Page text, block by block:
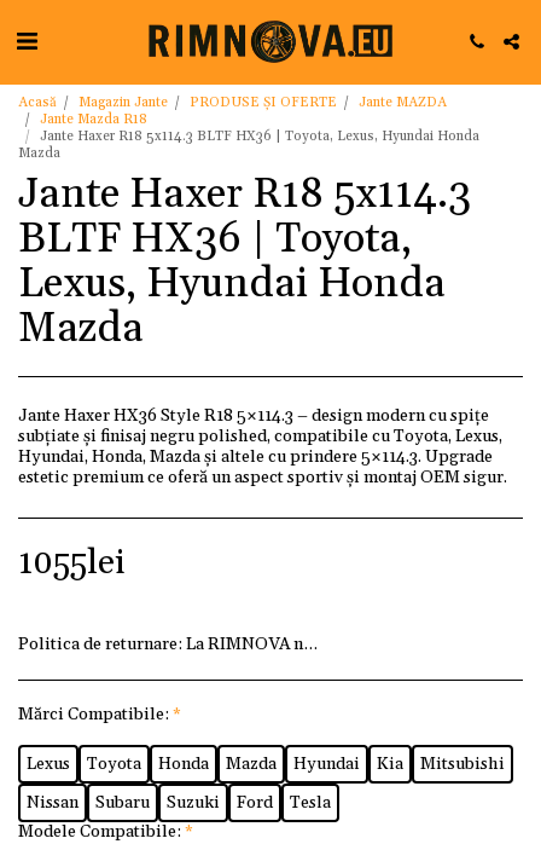
Acasă Magazin Jante PRODUSE ȘI OFERTE
Jante MAZDA
Jante Mazda R18
Jante Haxer R18 5x114.3 BLTF HX36 | Toyota, Lexus, Hyundai Honda
Mazda
Jante Haxer R18 5x114.3
BLTF HX36 | Toyota,
Lexus, Hyundai Honda
Mazda
Jante Haxer HX36 Style R18 5×114.3 – design modern cu spițe
subțiate și finisaj negru polished, compatibile cu Toyota, Lexus,
Hyundai, Honda, Mazda și altele cu prindere 5×114.3. Upgrade
estetic premium ce oferă un aspect sportiv și montaj OEM sigur.
1055lei
Politica de returnare: La RIMNOVA ne dorim ca fiecare
Mărci Compatibile: *
Lexus Toyota Honda Mazda Hyundai Kia
Mitsubishi
Nissan
Subaru Suzuki Ford
Tesla
Modele Compatibile: *